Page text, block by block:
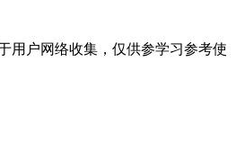
用户网络收集，仅供参学习参考使